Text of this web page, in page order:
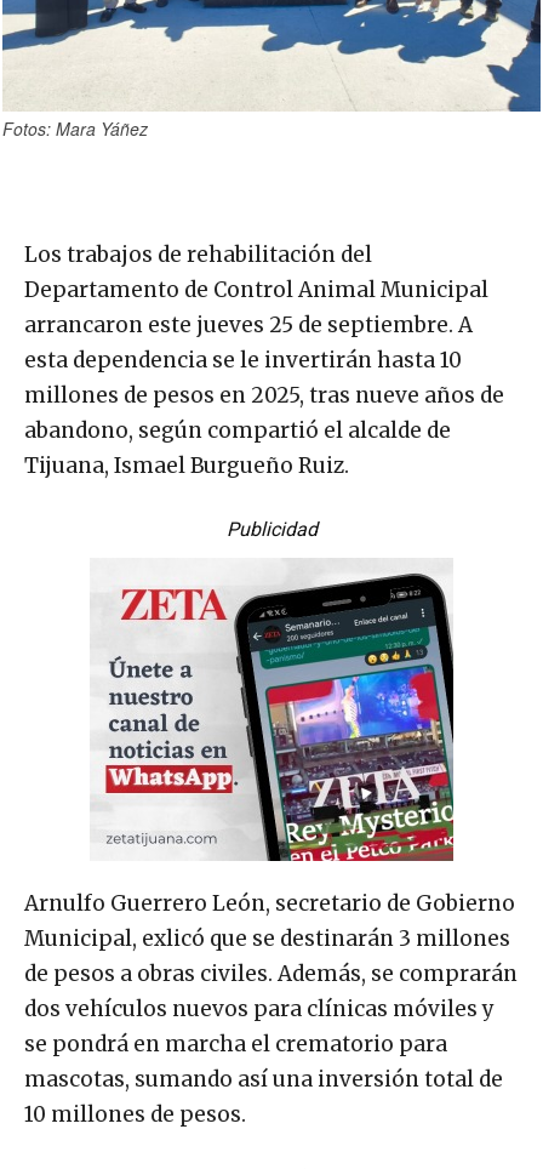
Fotos: Mara Yáñez
Los trabajos de rehabilitación del
Departamento de Control Animal Municipal
arrancaron este jueves 25 de septiembre. A
esta dependencia se le invertirán hasta 10
millones de pesos en 2025, tras nueve años de
abandono, según compartió el alcalde de
Tijuana, Ismael Burgueño Ruiz.
Publicidad
Arnulfo Guerrero León, secretario de Gobierno
Municipal, exlicó que se destinarán 3 millones
de pesos a obras civiles. Además, se comprarán
dos vehículos nuevos para clínicas móviles y
se pondrá en marcha el crematorio para
mascotas, sumando así una inversión total de
10 millones de pesos.